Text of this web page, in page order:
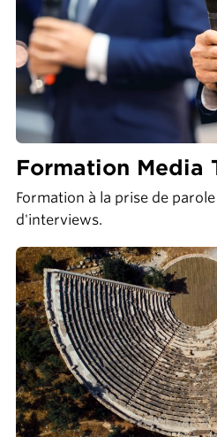
Formation Media
Formation à la prise de
d'interviews.